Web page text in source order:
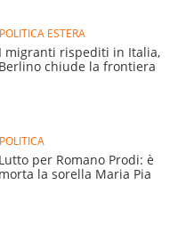
POLITICA ESTERA
I migranti rispediti in Italia,
Berlino chiude la frontiera
POLITICA
Lutto per Romano Prodi: è
morta la sorella Maria Pia